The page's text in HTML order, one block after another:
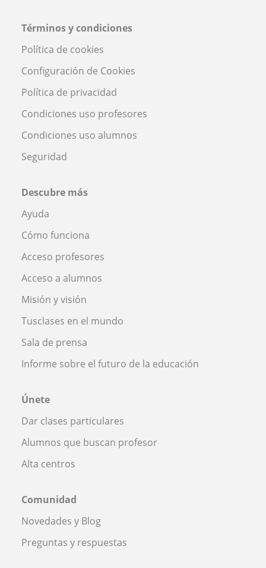
Términos y condiciones
Política de cookies
Configuración de Cookies
Política de privacidad
Condiciones uso profesores
Condiciones uso alumnos
Seguridad
Descubre más
Ayuda
Cómo funciona
Acceso profesores
Acceso a alumnos
Misión y visión
Tusclases en el mundo
Sala de prensa
Informe sobre el futuro de la educación
Únete
Dar clases particulares
Alumnos que buscan profesor
Alta centros
Comunidad
Novedades y Blog
Preguntas y respuestas